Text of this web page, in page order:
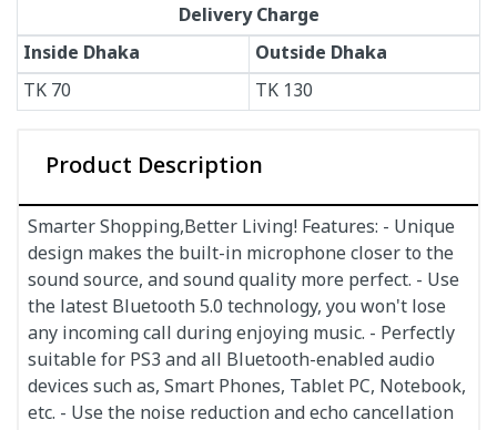
Delivery Charge
Inside Dhaka
Outside Dhaka
TK 70 TK 130
Product Description
Smarter Shopping,Better Living! Features: - Unique
design makes the built-in microphone closer to the
sound source, and sound quality more perfect. - Use
the latest Bluetooth 5.0 technology, you won't lose
any incoming call during enjoying music. - Perfectly
suitable for PS3 and all Bluetooth-enabled audio
devices such as, Smart Phones, Tablet PC, Notebook,
etc. - Use the noise reduction and echo cancellation